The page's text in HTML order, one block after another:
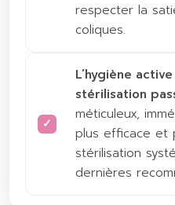
respecter la
coliques.
L’hygiène
stérilisation
méticuleux,
plus efficace et
stérilisation
dernières